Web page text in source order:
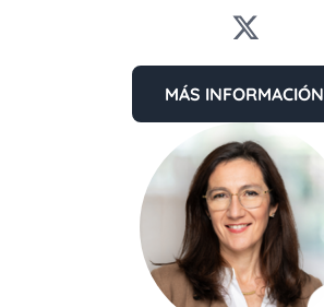
MÁS INFORMACIÓN